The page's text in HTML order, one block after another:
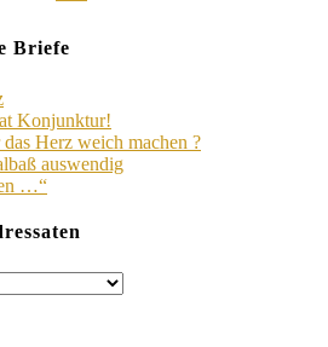
Briefe
Konjunktur!
Herz weich machen ?
auswendig
…“